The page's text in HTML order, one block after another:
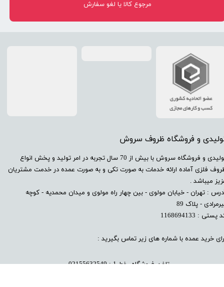
و فروشگاه ظروف سروش
​تولیدی و فروشگاه سروش با بیش از 70 سال تجربه در امر تولید و پخش انواع
فلزی آماده ارائه خدمات به صورت تکی و به صورت عمده در خدمت مشتریان
میباشد .
: تهران - خیابان مولوی - بین چهار راه مولوی و میدان محمدیه - کوچه
- پلاک 89
پستی : 1168694133
خرید عمده با شماره های زیر تماس بگیرید :
تلفن فروشگاه خط 1 : 02155632549
مرجوع کالا یا لغو سفارش